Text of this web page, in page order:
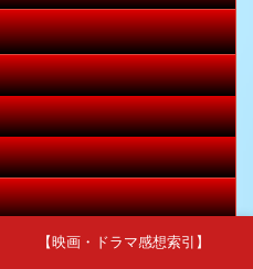
ー 【映画・ドラマ感想索引】